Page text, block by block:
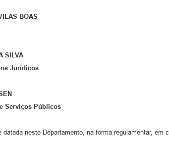
BOAS
SILVA
Jurídicos
Serviços Públicos
datada neste Departamento, na forma regulamentar,